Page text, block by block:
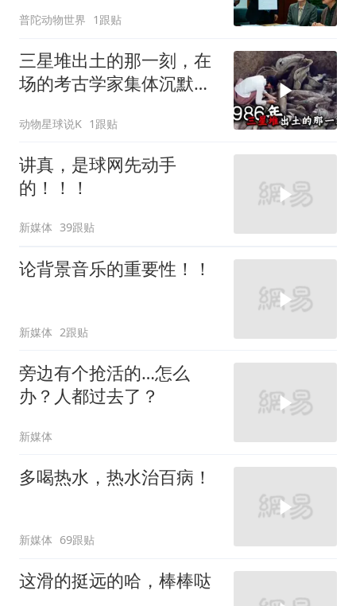
普陀动物世界 1跟贴
三星堆出土的那一刻，在
场的考古学家集体沉默
动物星球说K 1跟贴
讲真，是球网先动手
的！！！
新媒体 39跟贴
论背景音乐的重要性！！
新媒体 2跟贴
旁边有个抢活的…怎么
办？人都过去了？
新媒体
多喝热水，热水治百病！
新媒体 69跟贴
这滑的挺远的哈，棒棒哒